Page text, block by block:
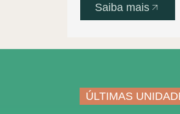
ÚLTIMAS
Saiba mais